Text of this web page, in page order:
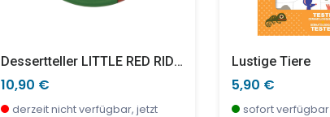
Dessertteller LITTLE RED RIDING HOOD
10,90 €
derzeit nicht verfügbar, jetzt
Lustige Tiere
5,90 €
sofort verfügbar